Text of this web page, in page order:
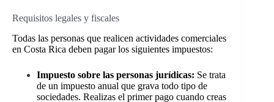
Requisitos legales y fiscales
Todas las personas que realicen actividades comerciales
en Costa Rica deben pagar los siguientes impuestos:
Impuesto sobre las personas jurídicas: Se trata
de un impuesto anual que grava todo tipo de
sociedades. Realizas el primer pago cuando creas